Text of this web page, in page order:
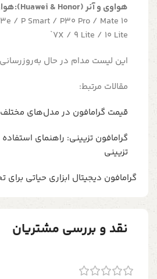
هواوی و آنر (Huawei & Honor):هواوی:
7X / 9 Lite / 10 Lite`
این لیست مدام در حال
مقالات مرتبط:
قیمت گرامافون در مدل‌های مختلف
گرامافون تزیینی: راهنمای استفاده
تزیینی
گرامافون دیجیتال ابزاری حیاتی
نقد و بررسی مشتریان